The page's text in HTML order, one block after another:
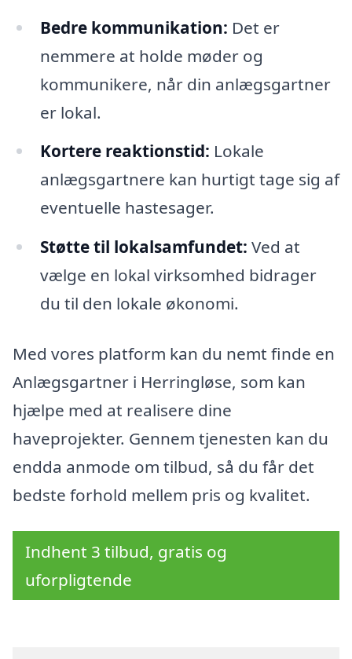
Bedre kommunikation: Det er
nemmere at holde møder og
kommunikere, når din anlægsgartner
er lokal.
Kortere reaktionstid: Lokale
anlægsgartnere kan hurtigt tage sig af
eventuelle hastesager.
Støtte til lokalsamfundet: Ved at
vælge en lokal virksomhed bidrager
du til den lokale økonomi.
Med vores platform kan du nemt finde en
Anlægsgartner i Herringløse, som kan
hjælpe med at realisere dine
haveprojekter. Gennem tjenesten kan du
endda anmode om tilbud, så du får det
bedste forhold mellem pris og kvalitet.
Indhent 3 tilbud, gratis og
uforpligtende